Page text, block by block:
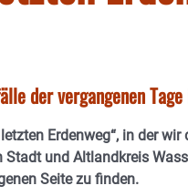
der vergangenen
Erdenweg“, in der wir
Stadt und Altlandkreis
Seite zu finden.